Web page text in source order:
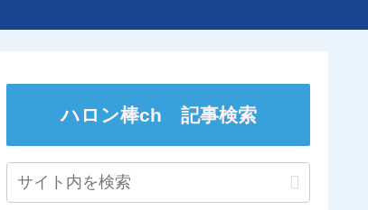
ハロン棒ch 記事検索